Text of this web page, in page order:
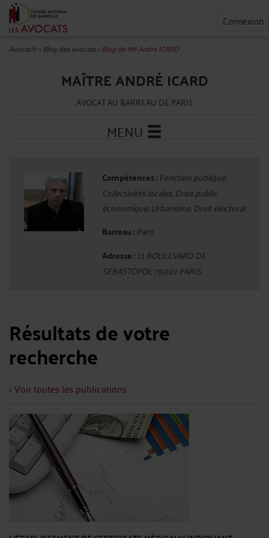
Connexion
Avocat.fr>Blog des avocats>Blog de Me André ICARD
MAÎTRE ANDRÉ ICARD
AVOCAT AU BARREAU DE PARIS
MENU
Compétences : Fonction publique,
Collectivités locales, Droit public
économique, Urbanisme, Droit électoral
Barreau : Paris
Adresse :11 BOULEVARD DE
SEBASTOPOL 75001 PARIS
Résultats de votre
recherche
< Voir toutes les publications